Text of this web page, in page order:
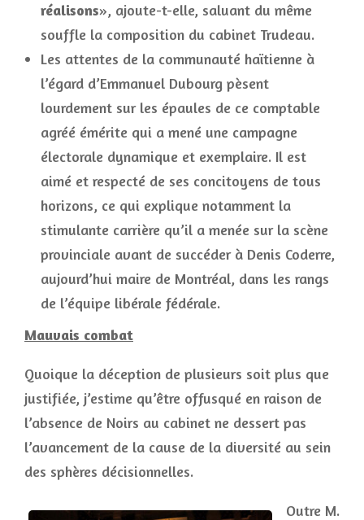
réalisons», ajoute-t-elle, saluant du même
souffle la composition du cabinet Trudeau.
Les attentes de la communauté haïtienne à
l’égard d’Emmanuel Dubourg pèsent
lourdement sur les épaules de ce comptable
agréé émérite qui a mené une campagne
électorale dynamique et exemplaire. Il est
aimé et respecté de ses concitoyens de tous
horizons, ce qui explique notamment la
stimulante carrière qu’il a menée sur la scène
provinciale avant de succéder à Denis Coderre,
aujourd’hui maire de Montréal, dans les rangs
de l’équipe libérale fédérale.
Mauvais combat
Quoique la déception de plusieurs soit plus que
justifiée, j’estime qu’être offusqué en raison de
l’absence de Noirs au cabinet ne dessert pas
l’avancement de la cause de la diversité au sein
des sphères décisionnelles.
Outre M.